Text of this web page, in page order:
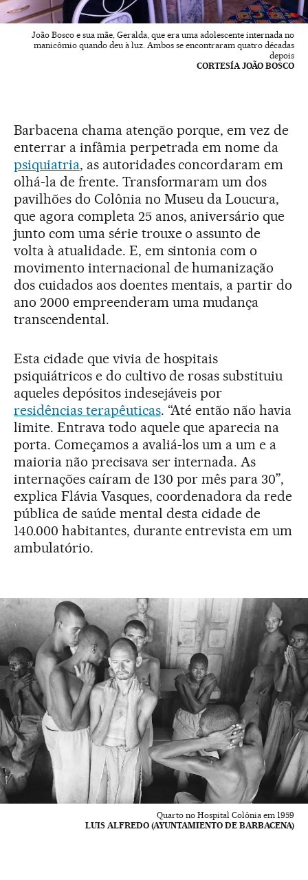
João Bosco e sua mãe, Geralda, que era uma adolescente internada no
manicômio quando deu à luz. Ambos se encontraram quatro décadas
depois
CORTESÍA JOÃO BOSCO
Barbacena chama atenção porque, em vez de
enterrar a infâmia perpetrada em nome da
psiquiatria, as autoridades concordaram em
olhá-la de frente. Transformaram um dos
pavilhões do Colônia no Museu da Loucura,
que agora completa 25 anos, aniversário que
junto com uma série trouxe o assunto de
volta à atualidade. E, em sintonia com o
movimento internacional de humanização
dos cuidados aos doentes mentais, a partir do
ano 2000 empreenderam uma mudança
transcendental.
Esta cidade que vivia de hospitais
psiquiátricos e do cultivo de rosas substituiu
aqueles depósitos indesejáveis por
residências terapêuticas. “Até então não havia
limite. Entrava todo aquele que aparecia na
porta. Começamos a avaliá-los um a um e a
maioria não precisava ser internada. As
internações caíram de 130 por mês para 30”,
explica Flávia Vasques, coordenadora da rede
pública de saúde mental desta cidade de
140.000 habitantes, durante entrevista em um
ambulatório.
Quarto no Hospital Colônia em 1959
LUIS ALFREDO (AYUNTAMIENTO DE BARBACENA)